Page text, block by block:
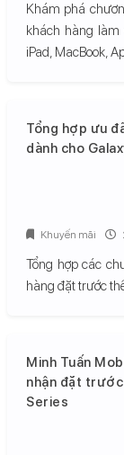
Khám phá
khách hàng làm
iPad, MacBook,
Tổng hợp ưu
dành cho
Tổng hợp các
hàng đặt trước
Khuyến mãi
Minh Tuấn
nhận đặt
Series